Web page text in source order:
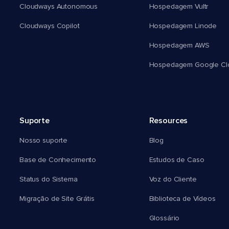
Cloudways Autonomous
Cloudways Copilot
Hospedagem Vultr
Hospedagem Linode
Hospedagem AWS
Hospedagem Google
Suporte
Nosso suporte
Base de Conhecimento
Status do Sistema
Migração de Site Grátis
Resources
Blog
Estudos de Caso
Voz do Cliente
Biblioteca de Vídeos
Glossário